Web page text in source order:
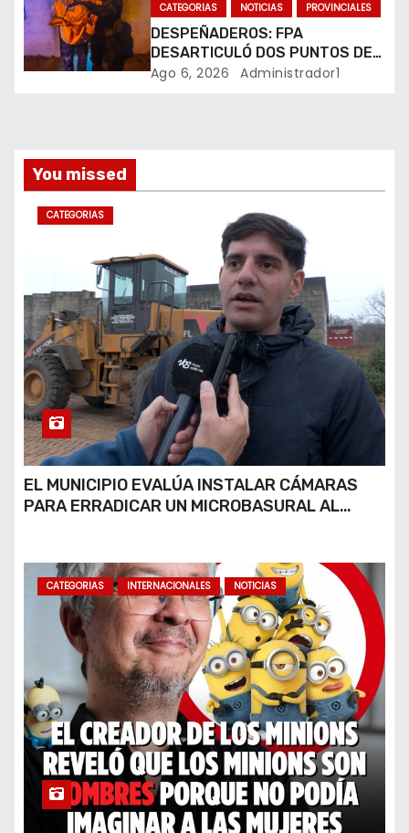
a
s
CATEGORIAS NOTICIAS PROVINCIALES
DESPEÑADEROS: FPA
DESARTICULÓ DOS PUNTOS DE
VENTA DE DROGAS. TRES
Ago 6, 2026 Administrador1
You missed
CATEGORIAS
EL MUNICIPIO EVALÚA INSTALAR CÁMARAS
PARA ERRADICAR UN MICROBASURAL AL
CATEGORIAS INTERNACIONALES NOTICIAS